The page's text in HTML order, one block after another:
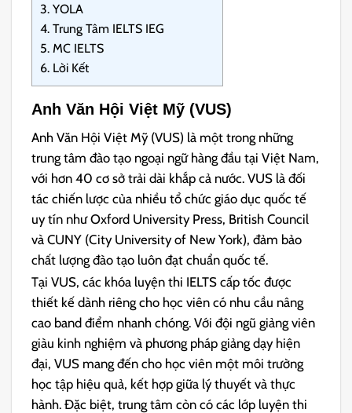
3. YOLA
4. Trung Tâm IELTS IEG
5. MC IELTS
6. Lời Kết
Anh Văn Hội Việt Mỹ (VUS)
Anh Văn Hội Việt Mỹ (VUS) là một trong những
trung tâm đào tạo ngoại ngữ hàng đầu tại Việt Nam,
với hơn 40 cơ sở trải dài khắp cả nước. VUS là đối
tác chiến lược của nhiều tổ chức giáo dục quốc tế
uy tín như Oxford University Press, British Council
và CUNY (City University of New York), đảm bảo
chất lượng đào tạo luôn đạt chuẩn quốc tế.
Tại VUS, các khóa luyện thi IELTS cấp tốc được
thiết kế dành riêng cho học viên có nhu cầu nâng
cao band điểm nhanh chóng. Với đội ngũ giảng viên
giàu kinh nghiệm và phương pháp giảng dạy hiện
đại, VUS mang đến cho học viên một môi trường
học tập hiệu quả, kết hợp giữa lý thuyết và thực
hành. Đặc biệt, trung tâm còn có các lớp luyện thi